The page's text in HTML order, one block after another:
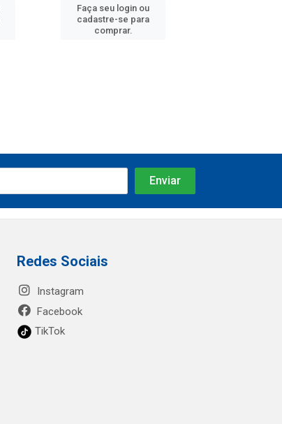
Faça seu login ou
cadastre-se para
comprar.
Redes Sociais
Instagram
Facebook
TikTok